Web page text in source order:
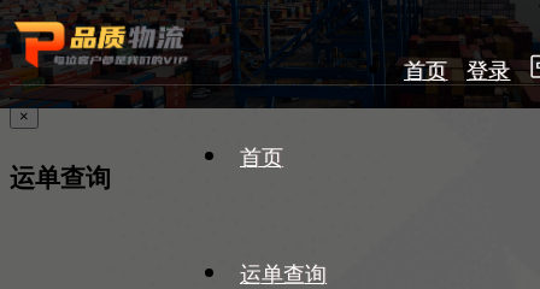
首页 登录
首页
运单查询
×
运单查询